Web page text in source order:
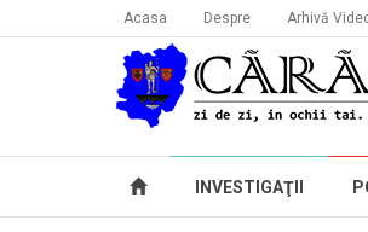
Acasa Despre Arhivă
INVESTIGAŢII